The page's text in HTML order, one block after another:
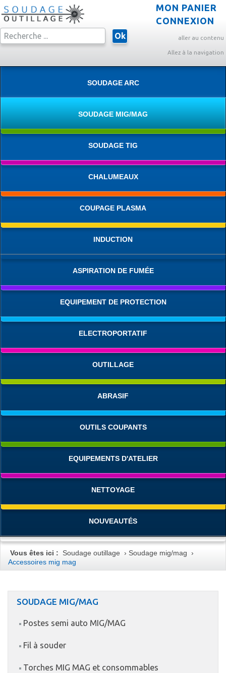
aller au contenu
Allez à la navigation
CONNEXION
MON PANIER
Ok
SOUDAGE ARC
SOUDAGE MIG/MAG
SOUDAGE TIG
CHALUMEAUX
COUPAGE PLASMA
INDUCTION
ASPIRATION DE FUMÉE
EQUIPEMENT DE PROTECTION
ELECTROPORTATIF
OUTILLAGE
ABRASIF
OUTILS COUPANTS
EQUIPEMENTS D'ATELIER
NETTOYAGE
NOUVEAUTÉS
Vous êtes ici : Soudage outillage ›Soudage mig/mag ›
Accessoires mig mag
SOUDAGE MIG/MAG
Postes semi auto MIG/MAG
Fil à souder
Torches MIG MAG et consommables